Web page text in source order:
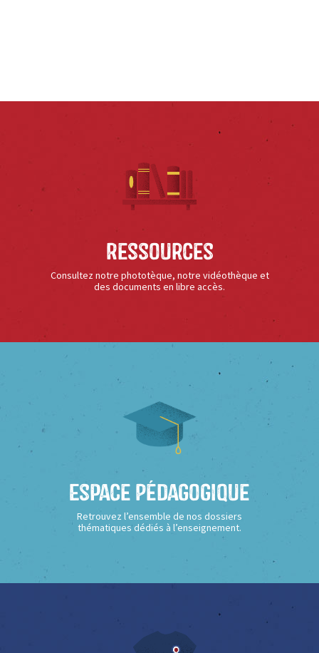
Ressources
Consultez notre phototèque, notre vidéothèque et
des documents en libre accès.
Espace Pédagogique
Retrouvez l’ensemble de nos dossiers
thématiques dédiés à l’enseignement.